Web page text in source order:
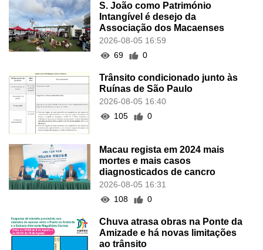
S. João como Património
Intangível é desejo da
Associação dos Macaenses
2026-08-05 16:59
69
0
Trânsito condicionado junto às
Ruínas de São Paulo
2026-08-05 16:40
105
0
Macau regista em 2024 mais
mortes e mais casos
diagnosticados de cancro
2026-08-05 16:31
108
0
Chuva atrasa obras na Ponte da
Amizade e há novas limitações
ao trânsito